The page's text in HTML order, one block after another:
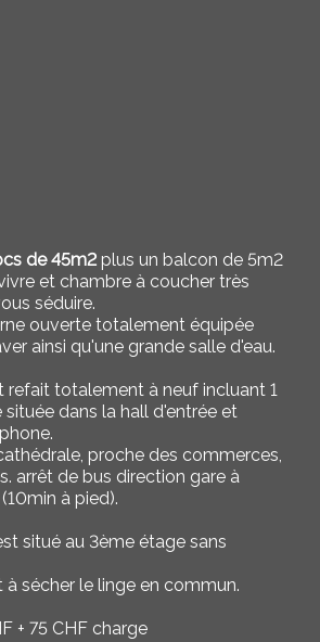
de 45m2 plus un balcon de 5m2
et chambre à coucher très
séduire.
ouverte totalement équipée
ainsi qu'une grande salle d'eau.
refait totalement à neuf incluant 1
située dans la hall d'entrée et
proche des commerces,
arrêt de bus direction gare à
à pied).
situé au 3ème étage sans
à sécher le linge en commun.
+ 75 CHF charge